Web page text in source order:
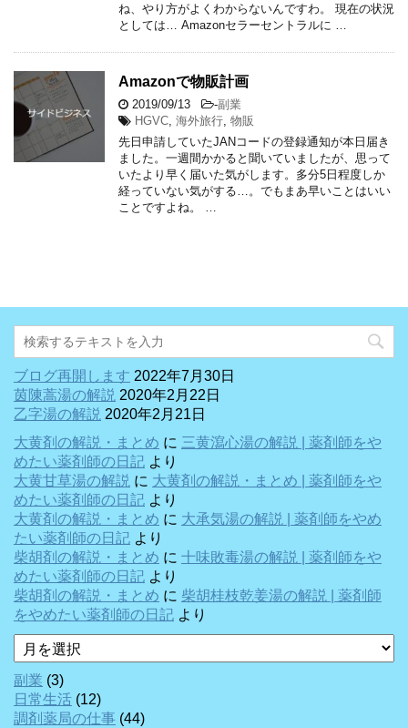
ね、やり方がよくわからないんですわ。 現在の状況
としては… Amazonセラーセントラルに …
Amazonで物販計画
2019/09/13 -副業
HGVC 海外旅行 物販
先日申請していたJANコードの登録通知が本日届き
ました。一週間かかると聞いていましたが、思って
いたより早く届いた気がします。多分5日程度しか
経っていない気がする…。でもまあ早いことはいい
ことですよね。 …
ブログ再開します 2022年7月30日
茵陳蒿湯の解説 2020年2月22日
乙字湯の解説 2020年2月21日
大黄剤の解説・まとめ に 三黄瀉心湯の解説 | 薬剤師をや
めたい薬剤師の日記 より
大黄甘草湯の解説 に 大黄剤の解説・まとめ | 薬剤師をや
めたい薬剤師の日記 より
大黄剤の解説・まとめ に 大承気湯の解説 | 薬剤師をやめ
たい薬剤師の日記 より
柴胡剤の解説・まとめ に 十味敗毒湯の解説 | 薬剤師をや
めたい薬剤師の日記 より
柴胡剤の解説・まとめ に 柴胡桂枝乾姜湯の解説 | 薬剤師
をやめたい薬剤師の日記 より
ア
ー
カ
イ
ブ
副業 (3)
日常生活 (12)
調剤薬局の仕事 (44)